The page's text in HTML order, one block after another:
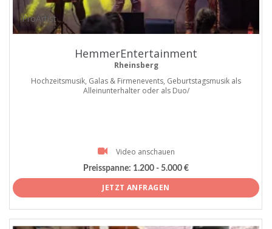
ProArtist
HemmerEntertainment
Rheinsberg
Hochzeitsmusik, Galas & Firmenevents, Geburtstagsmusik als
Alleinunterhalter oder als Duo/
Video anschauen
Preisspanne: 1.200 - 5.000 €
JETZT ANFRAGEN